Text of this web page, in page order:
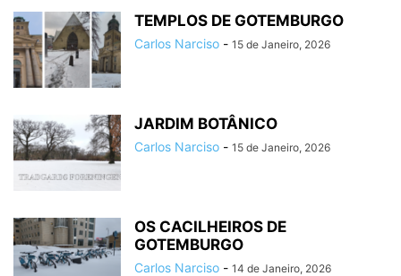
TEMPLOS DE GOTEMBURGO
Carlos Narciso - 15 de Janeiro, 2026
JARDIM BOTÂNICO
Carlos Narciso - 15 de Janeiro, 2026
OS CACILHEIROS DE
GOTEMBURGO
Carlos Narciso - 14 de Janeiro, 2026